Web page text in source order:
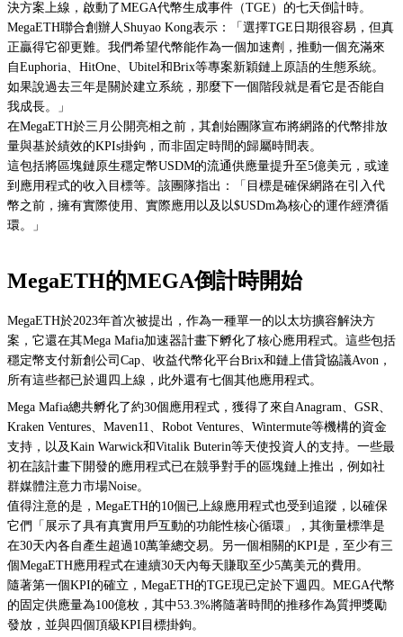
決方案上線，啟動了MEGA代幣生成事件（TGE）的七天倒計時。
MegaETH聯合創辦人Shuyao Kong表示：「選擇TGE日期很容易，但真
正贏得它卻更難。我們希望代幣能作為一個加速劑，推動一個充滿來
自Euphoria、HitOne、Ubitel和Brix等專案新穎鏈上原語的生態系統。
如果說過去三年是關於建立系統，那麼下一個階段就是看它是否能自
我成長。」
在MegaETH於三月 公開亮相 之前，其創始團隊宣布將網路的代幣排放
量與基於績效的KPIs掛鉤，而非固定時間的歸屬時間表。
這包括將區塊鏈原生穩定幣USDM的流通供應量提升至5億美元，或達
到應用程式的收入目標等。該團隊指出：「目標是確保網路在引入代
幣之前，擁有實際使用、實際應用以及以$USDm為核心的運作經濟循
環。」
MegaETH的MEGA倒計時開始
MegaETH於2023年首次被提出，作為一種單一的以太坊擴容解決方
案，它還在其Mega Mafia加速器計畫下孵化了核心應用程式。這些包括
穩定幣支付新創公司Cap、收益代幣化平台Brix和鏈上借貸協議Avon，
所有這些都已於週四上線，此外還有七個其他應用程式。
Mega Mafia總共孵化了約30個應用程式，獲得了來自Anagram、GSR、
Kraken Ventures、Maven11、Robot Ventures、Wintermute等機構的資金
支持，以及Kain Warwick和Vitalik Buterin等天使投資人的支持。一些最
初在該計畫下開發的應用程式已在競爭對手的區塊鏈上推出，例如社
群媒體注意力市場Noise。
值得注意的是，MegaETH的10個已上線應用程式也受到追蹤，以確保
它們「展示了具有真實用戶互動的功能性核心循環」，其衡量標準是
在30天內各自產生超過10萬筆總交易。另一個相關的KPI是，至少有三
個MegaETH應用程式在連續30天內每天賺取至少5萬美元的費用。
隨著第一個KPI的確立，MegaETH的TGE現已定於下週四。MEGA代幣
的固定供應量為100億枚，其中53.3%將隨著時間的推移作為質押獎勵
發放，並與四個頂級KPI目標掛鉤。